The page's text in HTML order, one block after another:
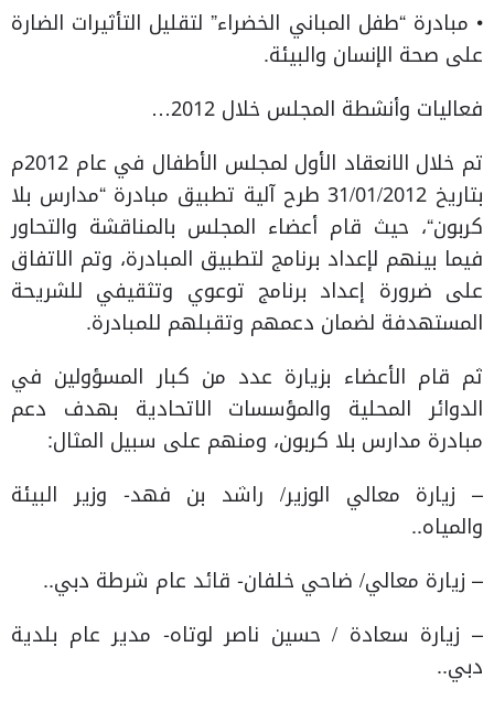
• مبادرة “طفل المباني الخضراء” لتقليل التأثيرات الضارة
على صحة الإنسان والبيئة.
فعاليات وأنشطة المجلس خلال 2012…
تم خلال الانعقاد الأول لمجلس الأطفال في عام 2012م
بتاريخ 31/01/2012 طرح آلية تطبيق مبادرة “مدارس بلا
كربون“، حيث قام أعضاء المجلس بالمناقشة والتحاور
فيما بينهم لإعداد برنامج لتطبيق المبادرة، وتم الاتفاق
على ضرورة إعداد برنامج توعوي وتثقيفي للشريحة
المستهدفة لضمان دعمهم وتقبلهم للمبادرة.
ثم قام الأعضاء بزيارة عدد من كبار المسؤولين في
الدوائر المحلية والمؤسسات الاتحادية بهدف دعم
مبادرة مدارس بلا كربون، ومنهم على سبيل المثال:
– زيارة معالي الوزير/ راشد بن فهد- وزير البيئة
والمياه..
– زيارة معالي/ ضاحي خلفان- قائد عام شرطة دبي..
– زيارة سعادة / حسين ناصر لوتاه- مدير عام بلدية
دبي..